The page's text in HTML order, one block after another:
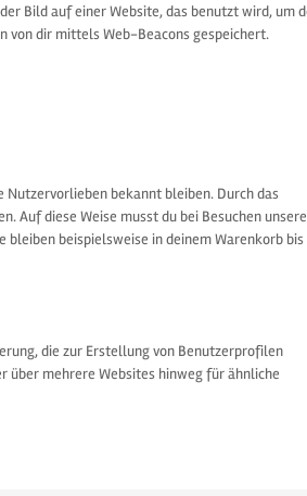
Bild auf einer Website, das benutzt wird, um
von dir mittels Web-Beacons gespeichert.
Nutzervorlieben bekannt bleiben. Durch das
Auf diese Weise musst du bei Besuchen
beispielsweise in deinem Warenkorb bis
die zur Erstellung von Benutzerprofilen
über mehrere Websites hinweg für ähnliche